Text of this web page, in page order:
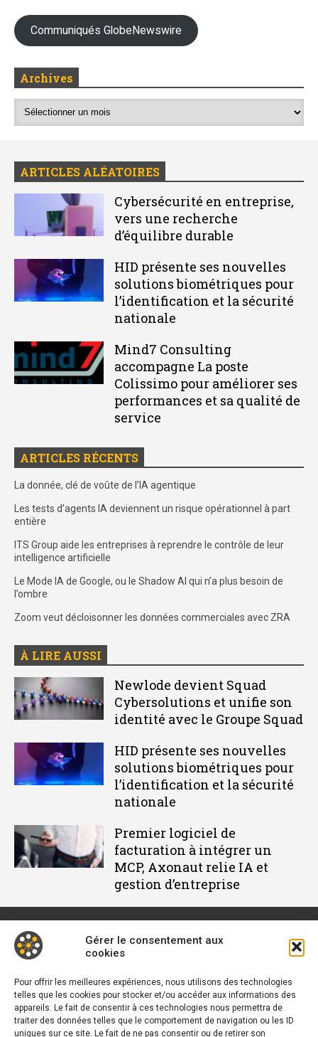
Gérer le consentement aux
cookies
Pour offrir les meilleures expériences, nous utilisons des technologies
telles que les cookies pour stocker et/ou accéder aux informations des
appareils. Le fait de consentir à ces technologies nous permettra de
traiter des données telles que le comportement de navigation ou les ID
uniques sur ce site. Le fait de ne pas consentir ou de retirer son
Communiqués GlobeNewswire
Archives
ARTICLES ALÉATOIRES
Cybersécurité en entreprise,
vers une recherche
d’équilibre durable
HID présente ses nouvelles
solutions biométriques pour
l’identification et la sécurité
nationale
Mind7 Consulting
accompagne La poste
Colissimo pour améliorer ses
performances et sa qualité de
service
ARTICLES RÉCENTS
La donnée, clé de voûte de l’IA agentique
Les tests d’agents IA deviennent un risque opérationnel à part
entière
ITS Group aide les entreprises à reprendre le contrôle de leur
intelligence artificielle
Le Mode IA de Google, ou le Shadow AI qui n’a plus besoin de
l’ombre
Zoom veut décloisonner les données commerciales avec ZRA
À LIRE AUSSI
Newlode devient Squad
Cybersolutions et unifie son
identité avec le Groupe Squad
HID présente ses nouvelles
solutions biométriques pour
l’identification et la sécurité
nationale
Premier logiciel de
facturation à intégrer un
MCP, Axonaut relie IA et
gestion d’entreprise
informatiques. Retrouvez des tribunes, des solutions, les
nouveautés, des retours d'utilisateurs, des évènements, des
livres blancs et les nominations du secteur. Retrouvez toutes
L’actu du B2B